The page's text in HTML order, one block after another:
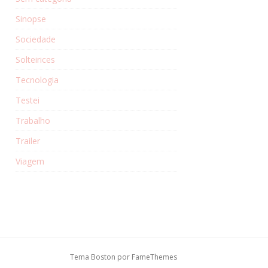
Sinopse
Sociedade
Solteirices
Tecnologia
Testei
Trabalho
Trailer
Viagem
Tema Boston por FameThemes